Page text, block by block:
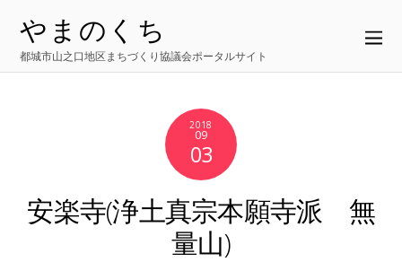
やまのくち
都城市山之口地区まちづくり協議会ポータルサイト
2018
09
03
安楽寺(浄土真宗本願寺派 無
量山)